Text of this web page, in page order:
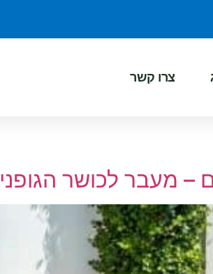
צרו קשר
– מעבר לכושר הגופני